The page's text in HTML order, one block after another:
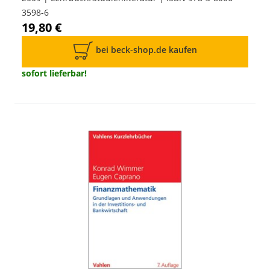
3598-6
19,80 €
bei beck-shop.de kaufen
sofort lieferbar!